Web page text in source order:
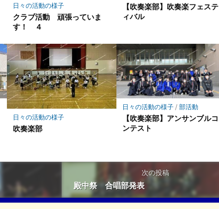
日々の活動の様子
クラブ活動 頑張っていま
す！ ４
【吹奏楽部】吹奏楽フェステ
ィバル
日々の活動の様子
吹奏楽部
日々の活動の様子/部活動
【吹奏楽部】アンサンブルコ
ンテスト
次の投稿
殿中祭 合唱部発表